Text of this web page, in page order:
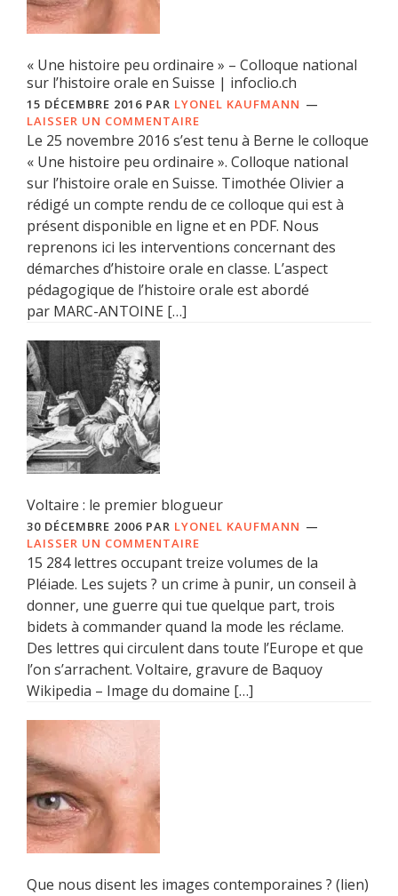
« Une histoire peu ordinaire » – Colloque national
sur l’histoire orale en Suisse | infoclio.ch
15 DÉCEMBRE 2016 PAR LYONEL KAUFMANN
LAISSER UN COMMENTAIRE
Le 25 novembre 2016 s’est tenu à Berne le colloque
« Une histoire peu ordinaire ». Colloque national
sur l’histoire orale en Suisse. Timothée Olivier a
rédigé un compte rendu de ce colloque qui est à
présent disponible en ligne et en PDF. Nous
reprenons ici les interventions concernant des
démarches d’histoire orale en classe. L’aspect
pédagogique de l’histoire orale est abordé
par MARC-ANTOINE […]
Voltaire : le premier blogueur
30 DÉCEMBRE 2006 PAR LYONEL KAUFMANN
LAISSER UN COMMENTAIRE
15 284 lettres occupant treize volumes de la
Pléiade. Les sujets ? un crime à punir, un conseil à
donner, une guerre qui tue quelque part, trois
bidets à commander quand la mode les réclame.
Des lettres qui circulent dans toute l’Europe et que
l’on s’arrachent. Voltaire, gravure de Baquoy
Wikipedia – Image du domaine […]
Que nous disent les images contemporaines ? (lien)